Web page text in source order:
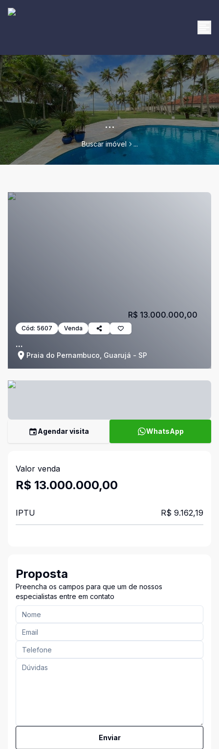
...
Buscar imóvel ...
Cód: 5607 Venda
...
Praia do Pernambuco, Guarujá - SP
R$ 13.000.000,00
Agendar visita WhatsApp
Valor venda
R$ 13.000.000,00
IPTU R$ 9.162,19
Proposta
Preencha os campos para que um de nossos
especialistas entre em contato
Enviar